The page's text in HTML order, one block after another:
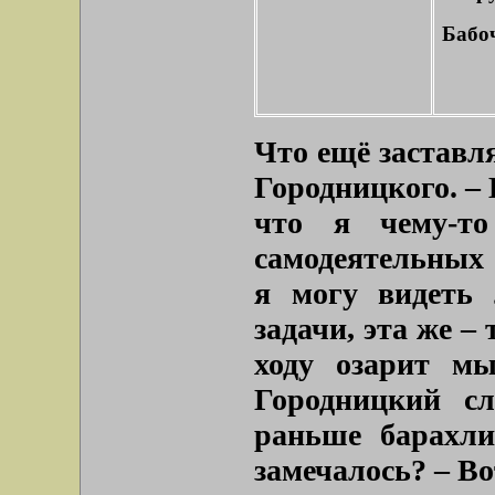
Что ещё
Городницкого. –
что я чему-
я могу
задачи, эта же
ходу озарит
Городницкий
раньше
замечалось? –